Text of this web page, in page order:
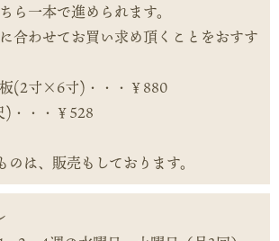
ら一本で進められます。
合わせてお買い求め頂くことをおすす
(2寸×6寸)・・・￥880
・・￥528
は、販売もしております。